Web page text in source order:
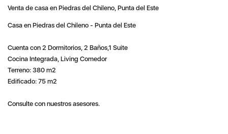
Venta de casa en Piedras del Chileno, Punta del Este
Casa en Piedras del Chileno - Punta del Este
Cuenta con 2 Dormitorios, 2 Baños,1 Suite
Cocina Integrada, Living Comedor
Terreno: 380 m2
Edificado: 75 m2
Consulte con nuestros asesores.